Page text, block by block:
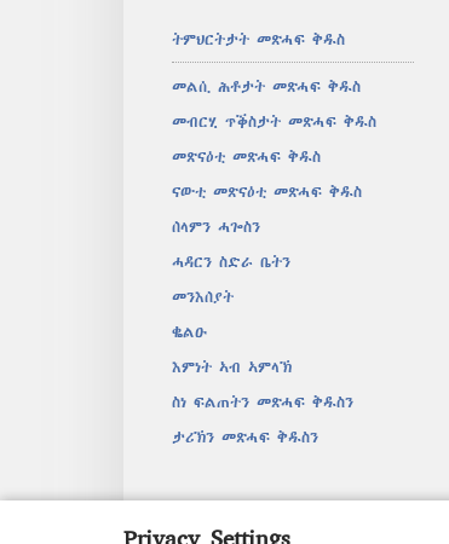
Privacy Settings
ትምህርትታት መጽሓፍ ቅዱስ
መልሲ ሕቶታት መጽሓፍ ቅዱስ
መብርሂ ጥቕስታት መጽሓፍ ቅዱስ
መጽናዕቲ መጽሓፍ ቅዱስ
ናውቲ መጽናዕቲ መጽሓፍ ቅዱስ
ሰላምን ሓጐስን
ሓዳርን ስድራ ቤትን
መንእሰያት
ቈልዑ
እምነት ኣብ ኣምላኽ
ስነ ፍልጠትን መጽሓፍ ቅዱስን
ታሪኽን መጽሓፍ ቅዱስን